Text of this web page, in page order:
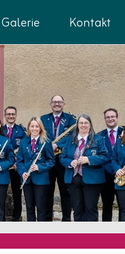
Galerie Kontakt